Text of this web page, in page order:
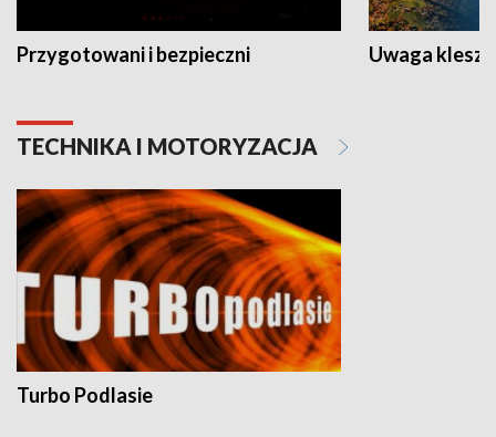
Przygotowani i bezpieczni Uwaga
TECHNIKA I MOTORYZACJA
Turbo Podlasie